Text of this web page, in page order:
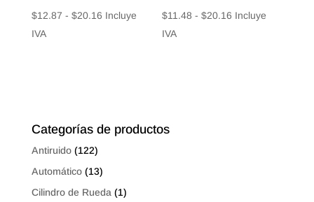
$12.87 - $20.16Rango
$20.16
Incluye
IVA
$11.48 - $20.16 Rango
Incluye
IVA
Categorías de productos
Antiruido (122)
Automático (13)
Cilindro de Rueda (1)